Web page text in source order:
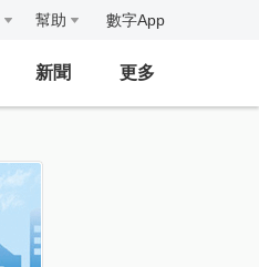
幫助 數字App
新聞 更多